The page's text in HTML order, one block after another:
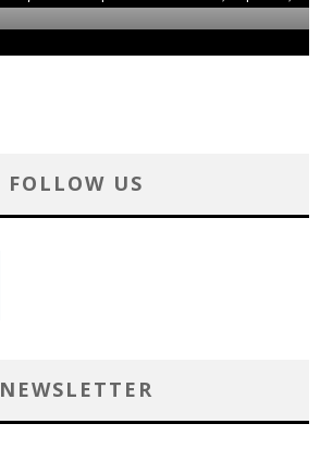
FOLLOW US
NEWSLETTER